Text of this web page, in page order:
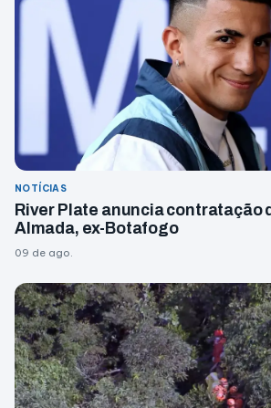
NOTÍCIAS
River Plate anuncia contratação
Almada, ex-Botafogo
09 de ago.